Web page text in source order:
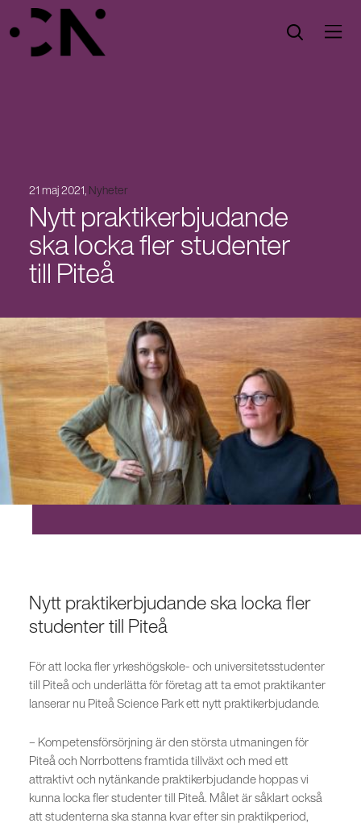
Öppna sök
Öppna menyn
21 maj 2021, Nyheter
Nytt praktikerbjudande
ska locka fler studenter
till Piteå
Nytt praktikerbjudande ska locka fler
studenter till Piteå
För att locka fler yrkeshögskole- och universitetsstudenter
till Piteå och underlätta för företag att ta emot praktikanter
lanserar nu Piteå Science Park ett nytt praktikerbjudande.
– Kompetensförsörjning är den största utmaningen för
Piteå och Norrbottens framtida tillväxt och med ett
attraktivt och nytänkande praktikerbjudande hoppas vi
kunna locka fler studenter till Piteå. Målet är såklart också
att studenterna ska stanna kvar efter sin praktikperiod,